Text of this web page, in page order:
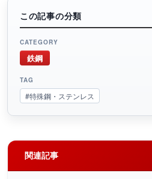
この記事の分類
CATEGORY
鉄鋼
TAG
#特殊鋼・ステンレス
関連記事